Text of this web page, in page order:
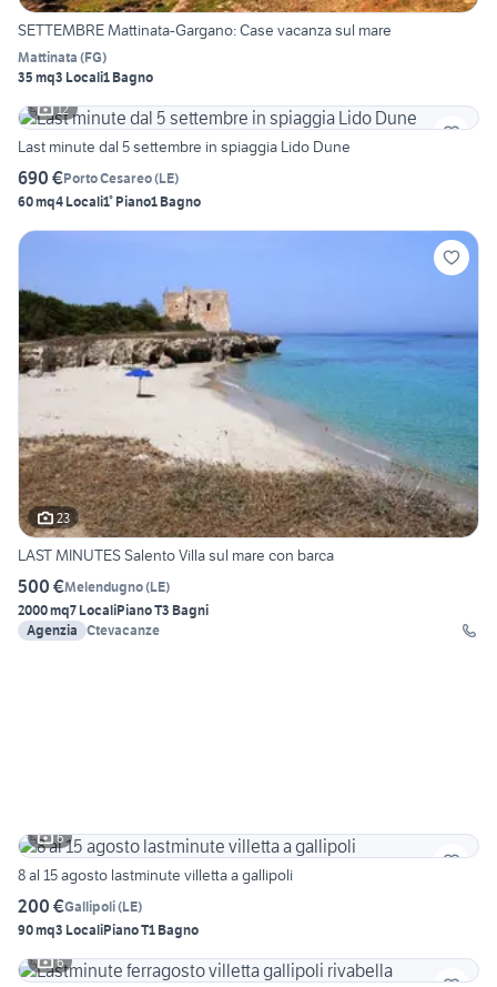
SETTEMBRE Mattinata-Gargano: Case vacanza sul mare
Mattinata (FG)
35 mq3 Locali1 Bagno
12
Last minute dal 5 settembre in spiaggia Lido Dune
690 €Porto Cesareo(LE)
60 mq4 Locali1° Piano1 Bagno
23
LAST MINUTES Salento Villa sul mare con barca
500 €Melendugno(LE)
2000 mq7 LocaliPiano T3 Bagni
Agenzia Ctevacanze
6
8 al 15 agosto lastminute villetta a gallipoli
200 €Gallipoli(LE)
90 mq3 LocaliPiano T1 Bagno
6